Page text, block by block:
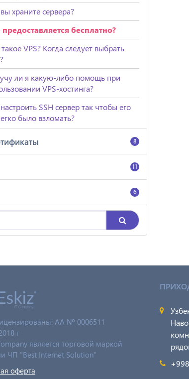
храните сервера?
предоставляется бесплатно?
VPS? Когда следует выбрать
ли я какую-либо помощь при
VPS-хостинга?
SSH сервер так чтобы его
было взломать?
8
11
6
AA № 0006511
г
является торговой маркой
ЧП "Best Internet Solution"
оферта